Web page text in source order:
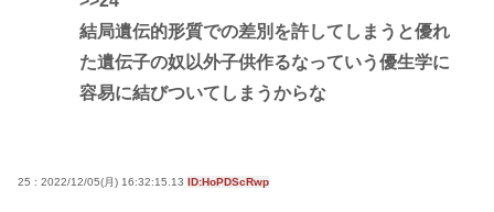
結局遺伝的形質での差別を許してしまうと優れ
た遺伝子の奴以外子供作るなっていう優生学に
容易に結びついてしまうからな
25 : 2022/12/05(月) 16:32:15.13 ID:HoPDScRwp